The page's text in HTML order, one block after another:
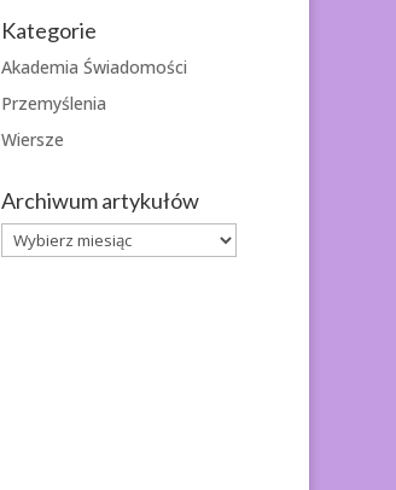
Kategorie
Akademia Świadomości
Przemyślenia
Wiersze
Archiwum artykułów
Archiwum
artykułów